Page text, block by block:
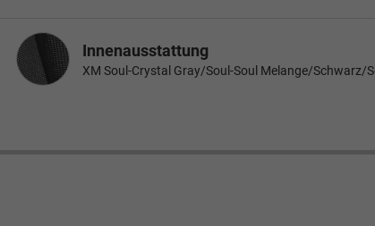
InnenausstattungInnenausstattung
XM Soul-Crystal Gray/Soul-Soul Melange/Schwarz/